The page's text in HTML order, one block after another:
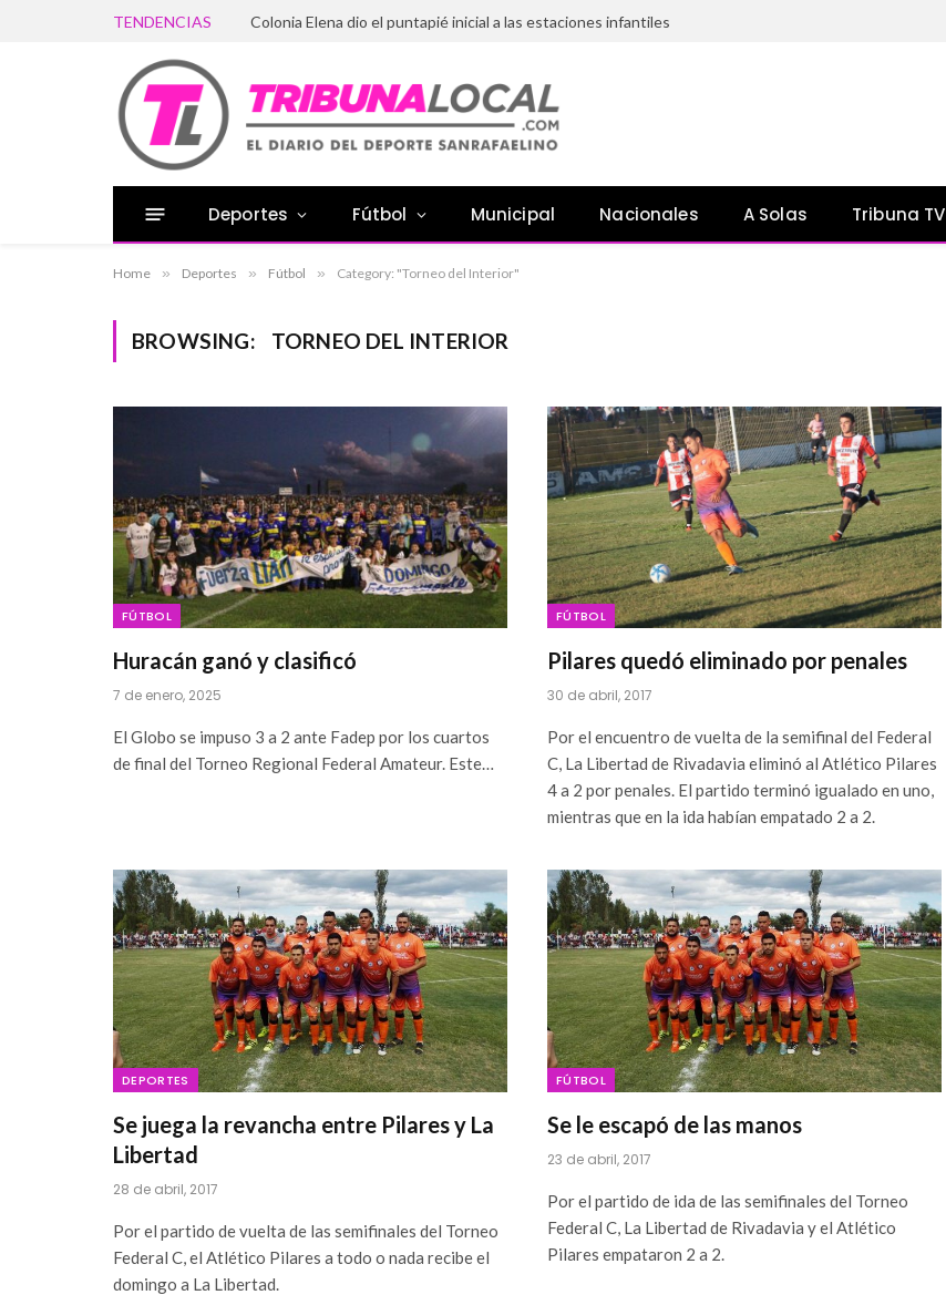
TENDENCIAS Colonia Elena dio el puntapié inicial a las estaciones infantiles
Deportes Fútbol Municipal Nacionales A Solas Tribuna TV
Home » Deportes » Fútbol » Category: "Torneo del Interior"
BROWSING: TORNEO DEL INTERIOR
FÚTBOL
Huracán ganó y clasificó
7 de enero, 2025
El Globo se impuso 3 a 2 ante Fadep por los cuartos
de final del Torneo Regional Federal Amateur. Este…
FÚTBOL
Pilares quedó eliminado por penales
30 de abril, 2017
Por el encuentro de vuelta de la semifinal del Federal
C, La Libertad de Rivadavia eliminó al Atlético Pilares
4 a 2 por penales. El partido terminó igualado en uno,
mientras que en la ida habían empatado 2 a 2.
DEPORTES
Se juega la revancha entre Pilares y La
Libertad
28 de abril, 2017
Por el partido de vuelta de las semifinales del Torneo
Federal C, el Atlético Pilares a todo o nada recibe el
domingo a La Libertad.
FÚTBOL
Se le escapó de las manos
23 de abril, 2017
Por el partido de ida de las semifinales del Torneo
Federal C, La Libertad de Rivadavia y el Atlético
Pilares empataron 2 a 2.